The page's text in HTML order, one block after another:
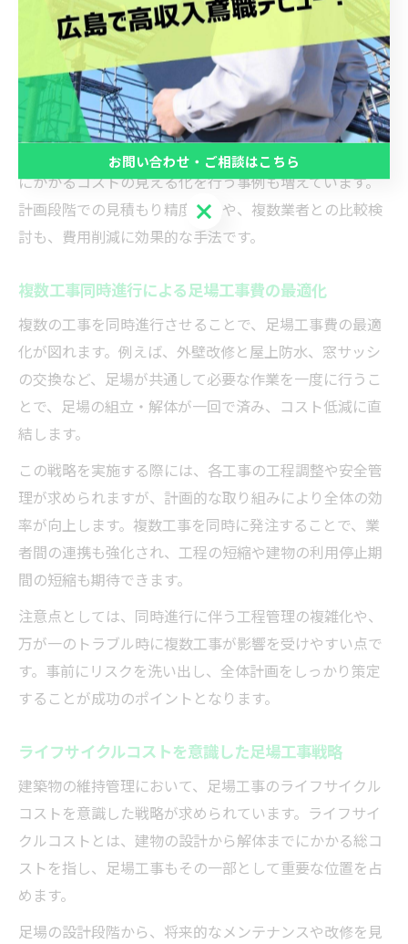
場が必要となる工事をまとめて実施することで、足場の
組立・解体費用を一度で済ませることが可能です。この
ような計画的な取り組みにより、足場工事費の低減とプ
ロジェクト全体の効率向上が実現できます。
実際に、国土交通省が推奨する建築物のライフサイクル
コスト算出方法や、LCC計算ツールを活用して、足場工事
にかかるコストの見える化を行う事例も増えています。
計画段階での見積もり精度向上や、複数業者との比較検
討も、費用削減に効果的な手法です。
複数工事同時進行による足場工事費の最適化
複数の工事を同時進行させることで、足場工事費の最適
化が図れます。例えば、外壁改修と屋上防水、窓サッシ
の交換など、足場が共通して必要な作業を一度に行うこ
とで、足場の組立・解体が一回で済み、コスト低減に直
結します。
この戦略を実施する際には、各工事の工程調整や安全管
理が求められますが、計画的な取り組みにより全体の効
率が向上します。複数工事を同時に発注することで、業
者間の連携も強化され、工程の短縮や建物の利用停止期
間の短縮も期待できます。
注意点としては、同時進行に伴う工程管理の複雑化や、
万が一のトラブル時に複数工事が影響を受けやすい点で
す。事前にリスクを洗い出し、全体計画をしっかり策定
することが成功のポイントとなります。
ライフサイクルコストを意識した足場工事戦略
建築物の維持管理において、足場工事のライフサイクル
コストを意識した戦略が求められています。ライフサイ
クルコストとは、建物の設計から解体までにかかる総コ
ストを指し、足場工事もその一部として重要な位置を占
めます。
足場の設計段階から、将来的なメンテナンスや改修を見
お問い合わせ・ご相談はこちら
お問い合わせ・ご相談はこちら